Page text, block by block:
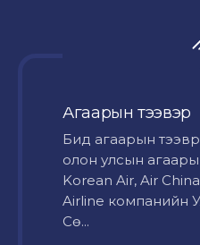
Агаарын тээвэр
Бид агаарын
олон улсын
Korean Air, Air
Airline компанийн
Сө...